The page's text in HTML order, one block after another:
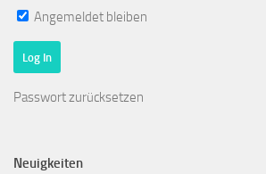
Angemeldet bleiben
Passwort zurücksetzen
Neuigkeiten